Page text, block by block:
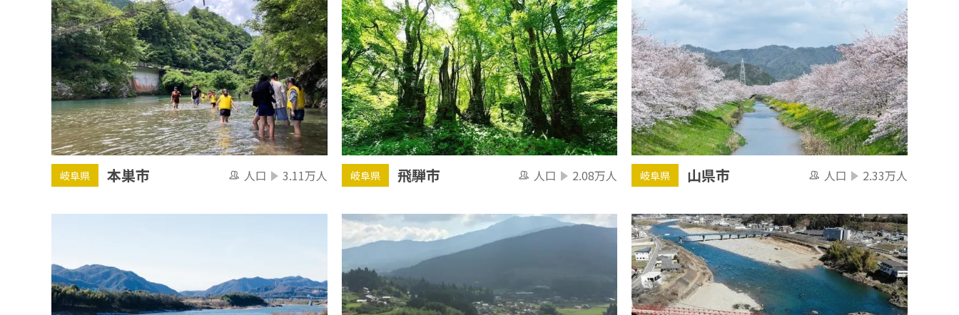
岐阜県 本巣市 人口 3.11万人 岐阜県 飛騨市 人口 2.08万人 岐阜県 山県市 人口 2.33万人